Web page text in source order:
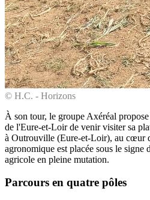
© H.C. - Horizons
À son tour, le groupe Axéréal
de l'Eure-et-Loir de venir visiter sa
à Outrouville (Eure-et-Loir), au cœur
agronomique est placée sous le signe
agricole en pleine mutation.
Parcours en quatre pôles